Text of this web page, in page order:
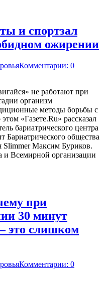
и спортзал
ожирении
Комментарии: 0
не работают при
организм
методы борьбы с
«Газете.Ru» рассказал
бариатрического центра
общества
Slimmer Максим Буриков.
Всемирной организации
при
30 минут
это слишком
Комментарии: 0